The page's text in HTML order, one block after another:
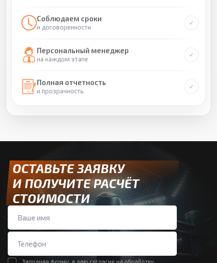
Соблюдаем сроки
и договоренности
Персональный менеджер
на каждом этапе
Полная отчетность
и прозрачность
ОСТАВЬТЕ ЗАЯВКУ
И ПОЛУЧИТЕ РАСЧЁТ
СТОИМОСТИ
Заполняя форму, я даю согласие на обработку